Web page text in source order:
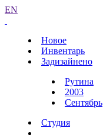
EN
Новое
Инвентарь
Задизайнено
Рутина
2003
Сентябрь
Студия